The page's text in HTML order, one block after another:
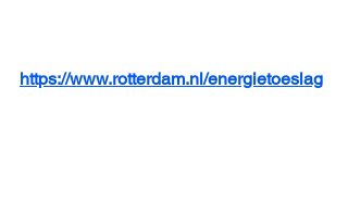
https://www.rotterdam.nl/energietoeslag